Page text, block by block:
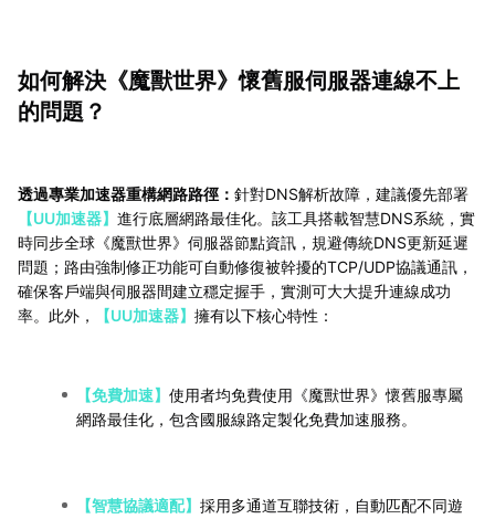
如何解決《魔獸世界》懷舊服伺服器連線不上
的問題？
透過專業加速器重構網路路徑： 針對DNS解析故障，建議優先部署
【UU加速器】 進行底層網路最佳化。該工具搭載智慧DNS系統，實
時同步全球《魔獸世界》伺服器節點資訊，規避傳統DNS更新延遲
問題；路由強制修正功能可自動修復被幹擾的TCP/UDP協議通訊，
確保客戶端與伺服器間建立穩定握手，實測可大大提升連線成功
率。此外，
【UU加速器】 擁有以下核心特性：
【免費加速】 使用者均免費使用《魔獸世界》懷舊服專屬
網路最佳化，包含國服線路定製化免費加速服務。
【智慧協議適配】 採用多通道互聯技術，自動匹配不同遊